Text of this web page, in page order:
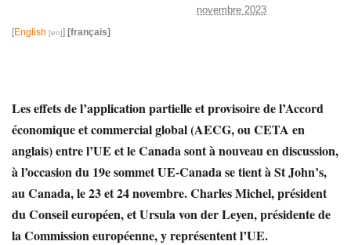
novembre 2023
[English ] [français]
Les effets de l’application partielle et provisoire de l’Accord
économique et commercial global (AECG, ou CETA en
anglais) entre l’UE et le Canada sont à nouveau en discussion,
à l’occasion du 19e sommet UE-Canada se tient à St John’s,
au Canada, le 23 et 24 novembre. Charles Michel, président
du Conseil européen, et Ursula von der Leyen, présidente de
la Commission européenne, y représentent l’UE.